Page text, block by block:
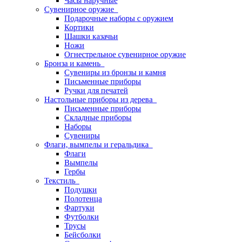
Сувенирное оружие
Подарочные наборы с оружием
Кортики
Шашки казачьи
Ножи
Огнестрельное сувенирное оружие
Бронза и камень
Сувениры из бронзы и камня
Письменные приборы
Ручки для печатей
Настольные приборы из дерева
Письменные приборы
Складные приборы
Наборы
Сувениры
Флаги, вымпелы и геральдика
Флаги
Вымпелы
Гербы
Текстиль
Подушки
Полотенца
Фартуки
Футболки
Трусы
Бейсболки